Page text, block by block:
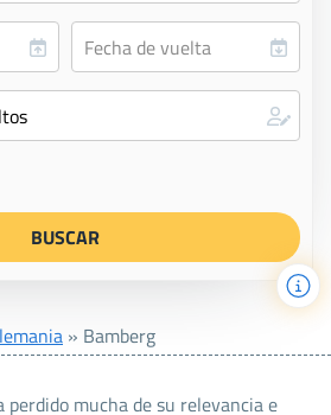
» Bamberg
mucha de su relevancia e